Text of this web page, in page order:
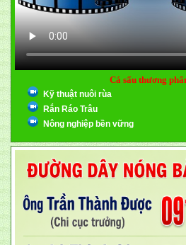
Cá sấu thương
Kỹ thuật nuôi rùa
Rắn Ráo Trâu
Nông nghiệp bền vững